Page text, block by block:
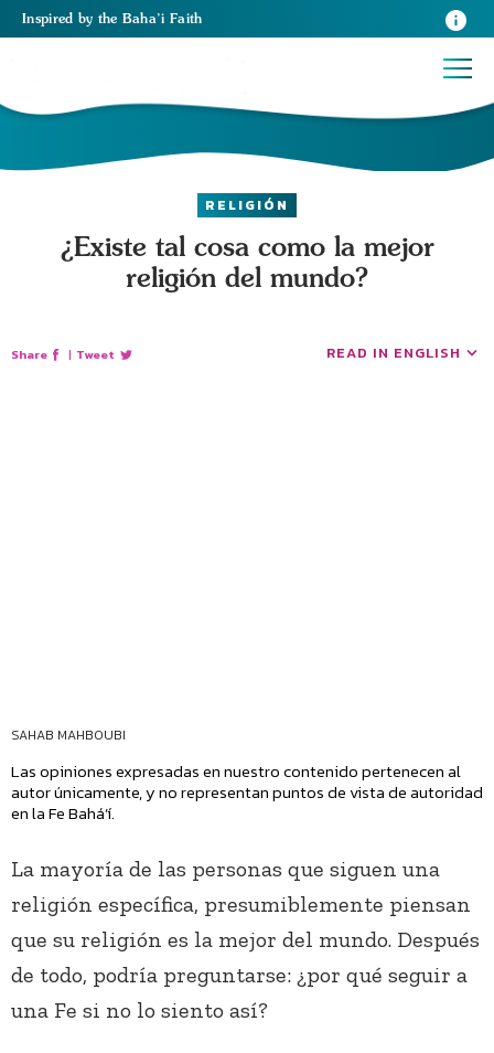
Inspired by the Baha’i Faith
RELIGIÓN
¿Existe tal cosa como la mejor
religión del mundo?
Share | Tweet READ IN ENGLISH
SAHAB MAHBOUBI
Las opiniones expresadas en nuestro contenido pertenecen al
autor únicamente, y no representan puntos de vista de autoridad
en la Fe Bahá’í.
La mayoría de las personas que siguen una
religión específica, presumiblemente piensan
que su religión es la mejor del mundo. Después
de todo, podría preguntarse: ¿por qué seguir a
una Fe si no lo siento así?